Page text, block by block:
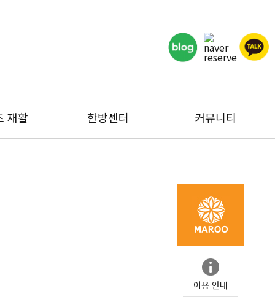
이용 안내
재활 한방센터 커뮤니티